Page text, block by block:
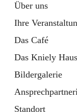
Über uns
Ihre
Das Café
Das Kniely Haus
Bildergalerie
Standort
Tab
Ö-Ticket
Externe Webseite
öffnet
in
neuem
Tab